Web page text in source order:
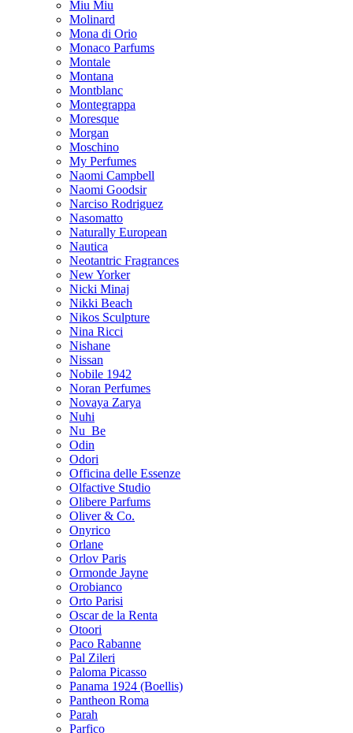
Miu Miu
Molinard
Mona di Orio
Monaco Parfums
Montale
Montana
Montblanc
Montegrappa
Moresque
Morgan
Moschino
My Perfumes
Naomi Campbell
Naomi Goodsir
Narciso Rodriguez
Nasomatto
Naturally European
Nautica
Neotantric Fragrances
New Yorker
Nicki Minaj
Nikki Beach
Nikos Sculpture
Nina Ricci
Nishane
Nissan
Nobile 1942
Noran Perfumes
Novaya Zarya
Nuhi
Nu_Be
Odin
Odori
Officina delle Essenze
Olfactive Studio
Olibere Parfums
Oliver & Co.
Onyrico
Orlane
Orlov Paris
Ormonde Jayne
Orobianco
Orto Parisi
Oscar de la Renta
Otoori
Paco Rabanne
Pal Zileri
Paloma Picasso
Panama 1924 (Boellis)
Pantheon Roma
Parah
Parfico